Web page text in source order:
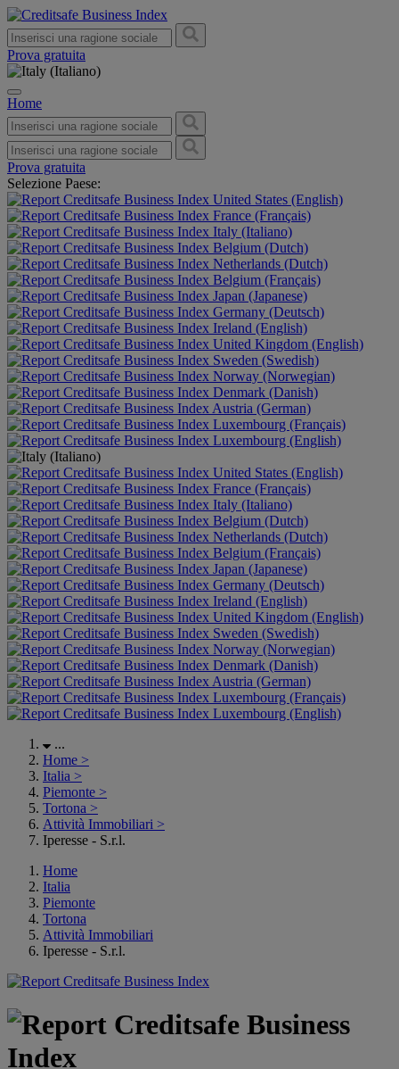
Prova gratuita
Home
Prova gratuita
Selezione Paese:
United States (English)
France (Français)
Italy (Italiano)
Belgium (Dutch)
Netherlands (Dutch)
Belgium (Français)
Japan (Japanese)
Germany (Deutsch)
Ireland (English)
United Kingdom (English)
Sweden (Swedish)
Norway (Norwegian)
Denmark (Danish)
Austria (German)
Luxembourg (Français)
Luxembourg (English)
United States (English)
France (Français)
Italy (Italiano)
Belgium (Dutch)
Netherlands (Dutch)
Belgium (Français)
Japan (Japanese)
Germany (Deutsch)
Ireland (English)
United Kingdom (English)
Sweden (Swedish)
Norway (Norwegian)
Denmark (Danish)
Austria (German)
Luxembourg (Français)
Luxembourg (English)
...
Home >
Italia >
Piemonte >
Tortona >
Attività Immobiliari >
Iperesse - S.r.l.
Home
Italia
Piemonte
Tortona
Attività Immobiliari
Iperesse - S.r.l.